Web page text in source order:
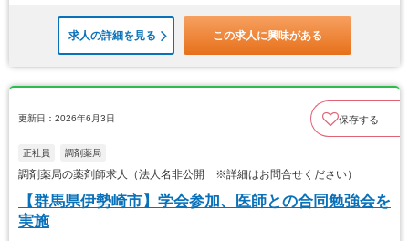
求人の詳細を見る この求人に興味がある
更新日：2026年6月3日 保存する
正社員 調剤薬局
調剤薬局の薬剤師求人（法人名非公開 ※詳細はお問合せください）
【群馬県伊勢崎市】学会参加、医師との合同勉強会を
実施